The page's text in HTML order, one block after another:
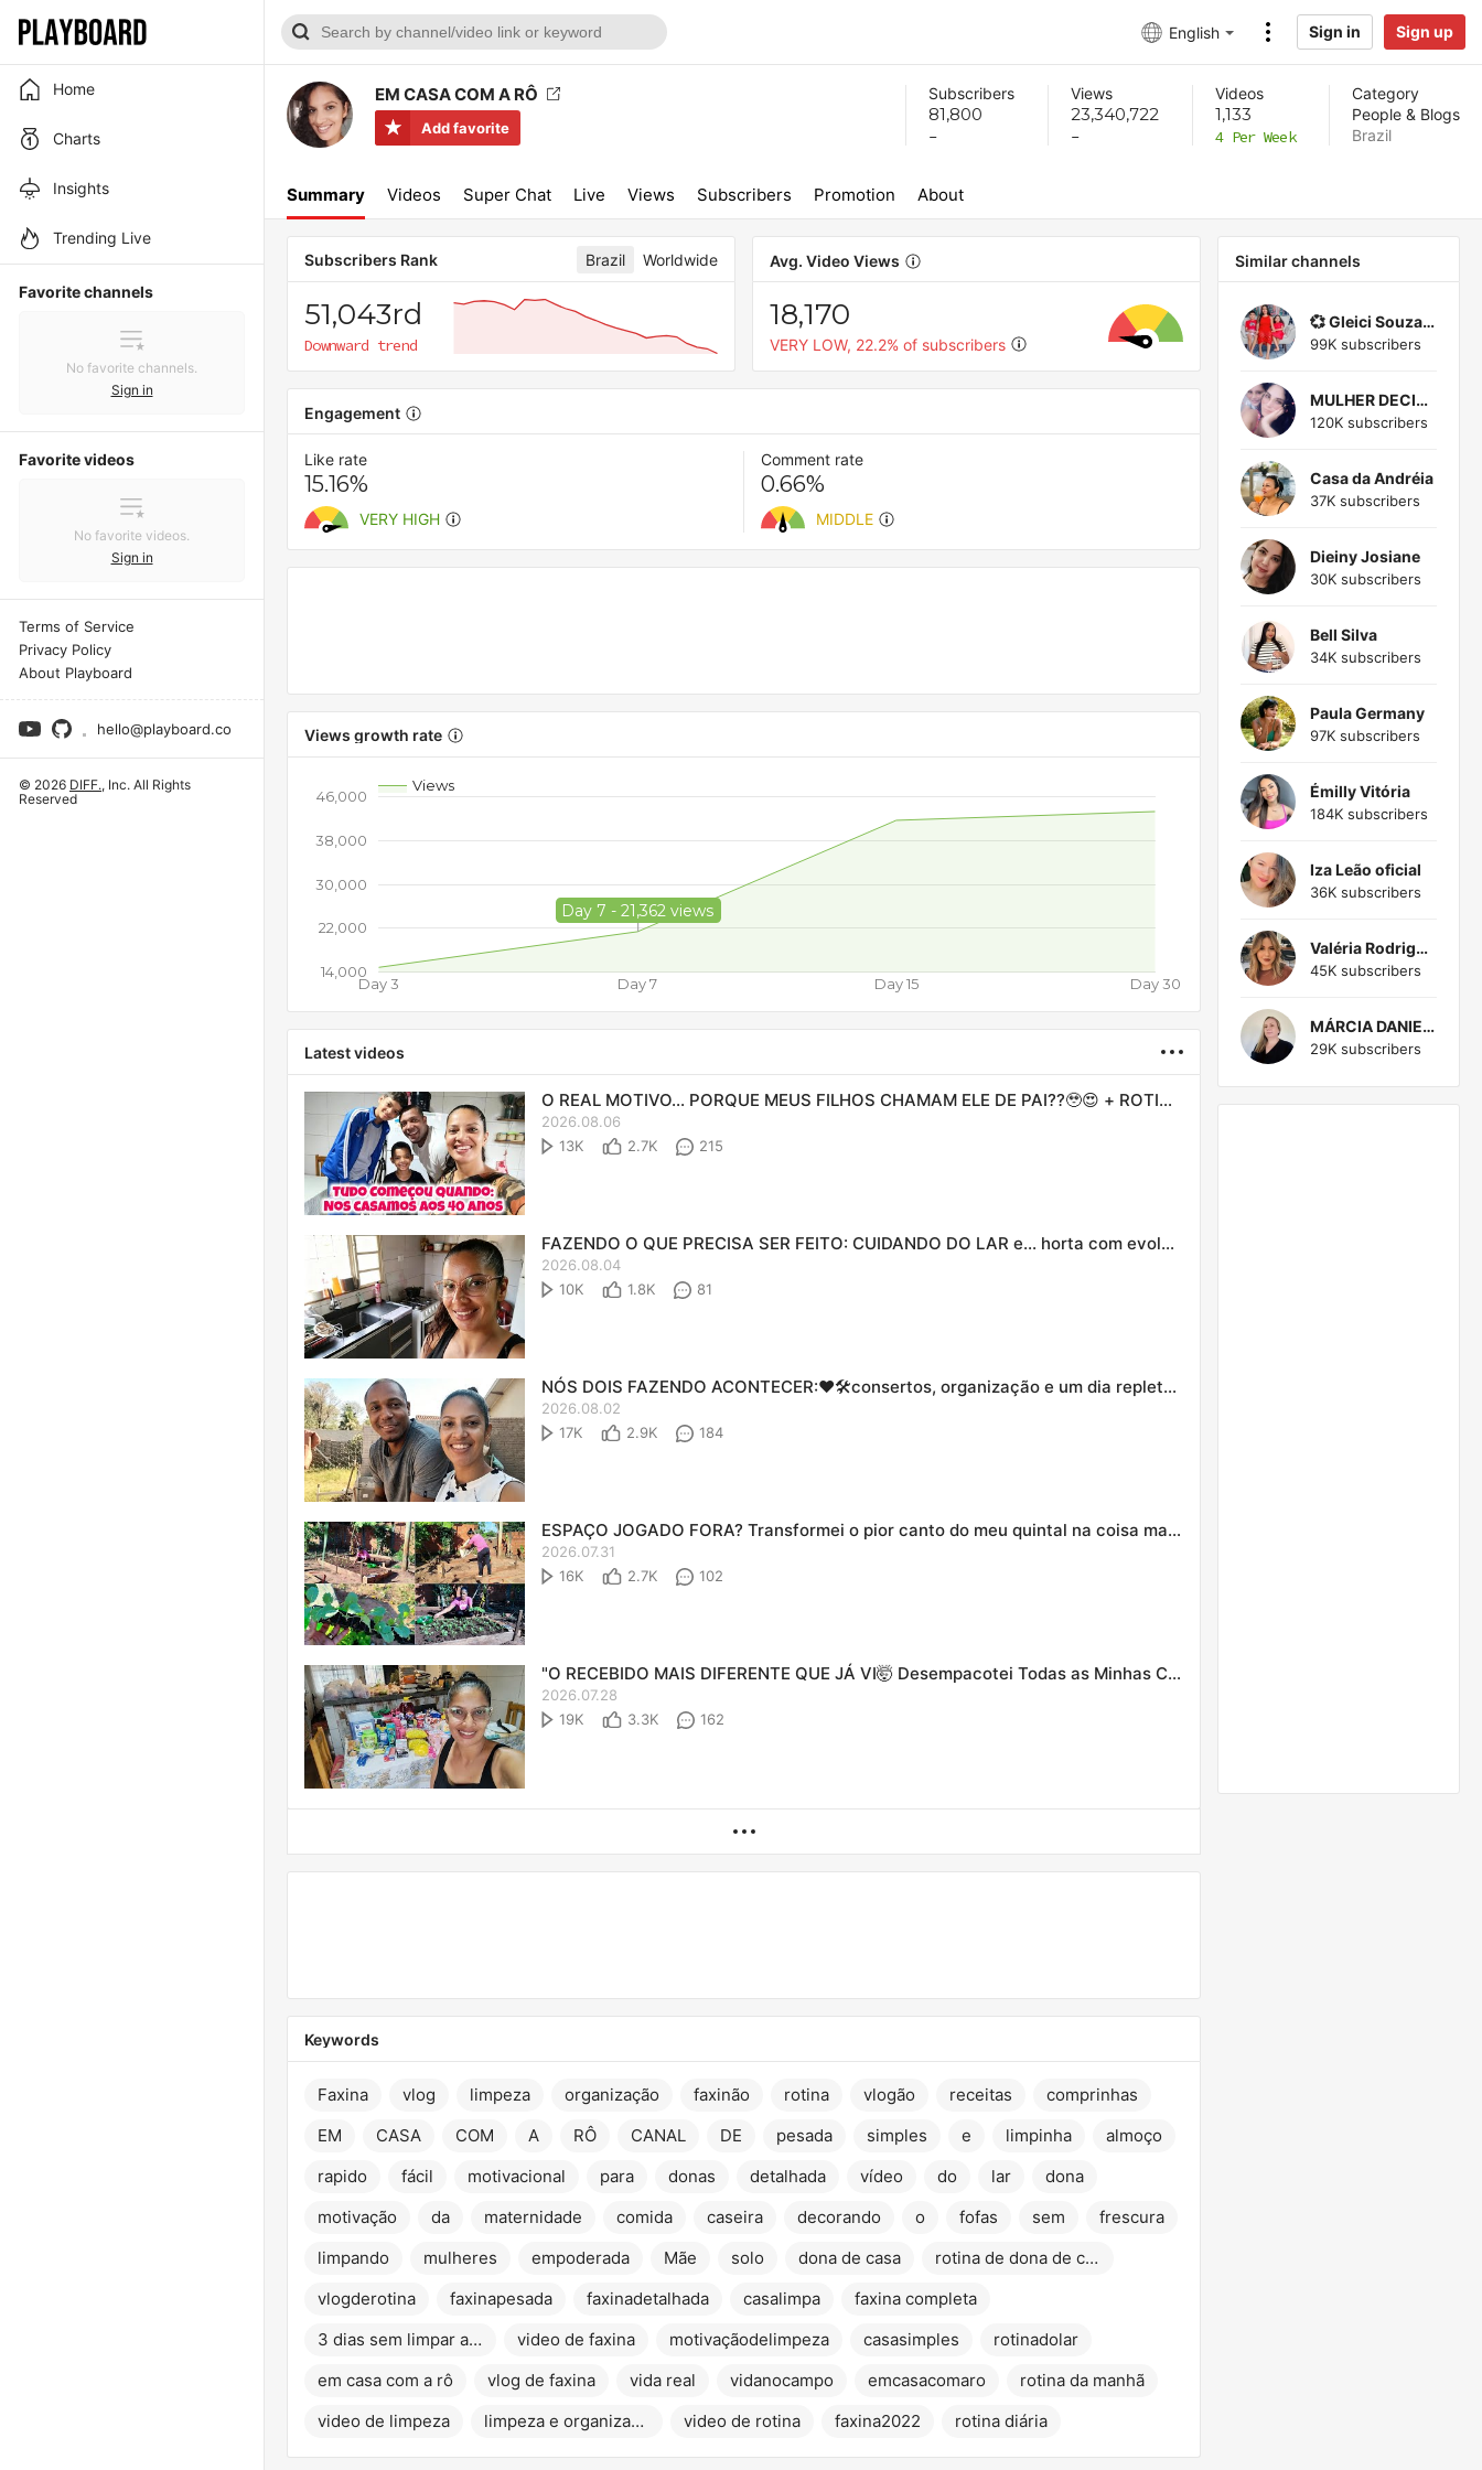
English Sign in Sign up
Home
Charts
Insights
Trending Live
Favorite channels
No favorite channels.
Sign in
Favorite videos
No favorite videos.
Sign in
Terms of Service
Privacy Policy
About Playboard
hello@playboard.co
© 2026 DIFF., Inc. All Rights
Reserved
EM CASA COM A RÔ
Add favorite
Subscribers
81,800
-
Views
23,340,722
-
Videos
1,133
4 Per Week
Category
People & Blogs
Brazil
Summary Videos Super Chat Live Views Subscribers Promotion About
Subscribers Rank Brazil Worldwide
51,043rd
Downward trend
Avg. Video Views
18,170
VERY LOW, 22.2% of subscribers
Engagement
Like rate
15.16%
VERY HIGH
Comment rate
0.66%
MIDDLE
Views growth rate
Views
Day 3 Day 7 Day 15 Day 30
14,000
22,000
30,000
38,000
46,000
Day 7 - 21,362 views
Latest videos
O REAL MOTIVO... PORQUE MEUS FILHOS CHAMAM ELE DE PAI??🥹😍 + ROTINA E RECEITA DE PÃO CASEIRO
2026.08.06
13K
2.7K 215
FAZENDO O QUE PRECISA SER FEITO: CUIDANDO DO LAR e... horta com evolução absurda!
2026.08.04
10K
1.8K 81
NÓS DOIS FAZENDO ACONTECER:❤️🛠️consertos, organização e um dia repleto das bênçãos do Senhor
2026.08.02
17K
2.9K 184
ESPAÇO JOGADO FORA? Transformei o pior canto do meu quintal na coisa mais linda da casa!"
2026.07.31
16K
2.7K 102
"O RECEBIDO MAIS DIFERENTE QUE JÁ VI🤯 Desempacotei Todas as Minhas Compras do Mês (parte 2)"
2026.07.28
19K
3.3K 162
Keywords
Faxina vlog limpeza organização faxinão rotina vlogão receitas
comprinhas
EM
CASA COM A RÔ CANAL DE pesada simples e limpinha
almoço
rapido
fácil motivacional para donas detalhada vídeo do lar
dona
motivação
da maternidade comida caseira decorando o fofas sem
frescura
limpando
mulheres empoderada Mãe solo dona de casa
rotina de dona de casa
vlogderotina
faxinapesada faxinadetalhada casalimpa
faxina completa
3 dias sem limpar a casa
video de faxina motivaçãodelimpeza casasimples
rotinadolar
em casa com a rô
vlog de faxina vida real vidanocampo emcasacomaro
rotina da manhã
video de limpeza
limpeza e organização video de rotina faxina2022 rotina diária
Similar channels
💞 Gleici Souza 💞
99K subscribers
MULHER DECIDIDA RO
120K subscribers
Casa da Andréia
37K subscribers
Dieiny Josiane
30K subscribers
Bell Silva
34K subscribers
Paula Germany
97K subscribers
Émilly Vitória
184K subscribers
Iza Leão oficial
36K subscribers
Valéria Rodrigues
45K subscribers
MÁRCIA DANIELE
29K subscribers